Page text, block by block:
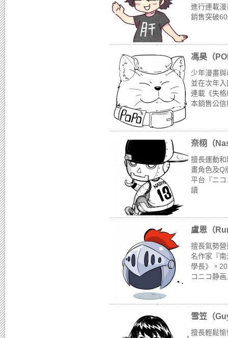
進行連載
銷售突破
馮昊（
少年漫畫
並在次年
連載《失
本銷售公
奈栩（
擅長運動
畫角色及Q
平台『ニ
讀
盧恩（
擅長氣勢
名作家『
學長》。
コニコ静
雪笠（
擅長輕鬆